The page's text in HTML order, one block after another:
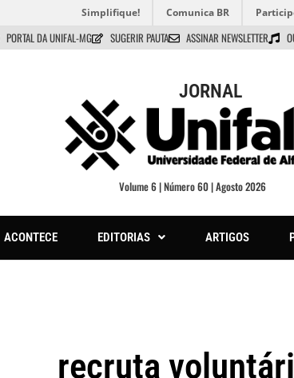
Simplifique! Comunica BR
PORTAL DA UNIFAL-MG SUGERIR PAUTA ASSINAR NEWSLETTER
JORNAL
Volume 6 | Número 60 | Agosto 2026
ACONTECE EDITORIAS ARTIGOS
recruta